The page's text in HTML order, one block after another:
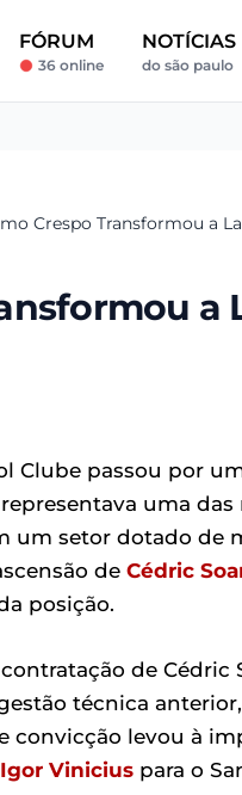
FÓRUM
36 online
NOTÍCIAS
do são paulo
Crespo Transformou a
a
Clube passou por
uma
um setor dotado de
de Cédric
posição.
de Cédric
técnica
convicção levou à
Igor Vinicius para o